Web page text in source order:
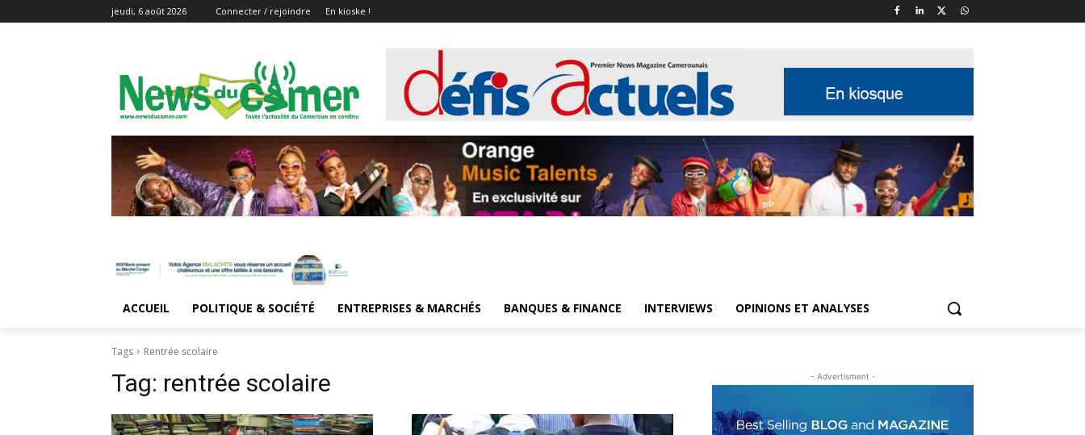
jeudi, 6 août 2026 Connecter / rejoindre En kioske !
ACCUEIL POLITIQUE & SOCIÉTÉ ENTREPRISES & MARCHÉS BANQUES & FINANCE INTERVIEWS OPINIONS ET ANALYSES
Tags Rentrée scolaire
Tag: rentrée scolaire - Advertisment -